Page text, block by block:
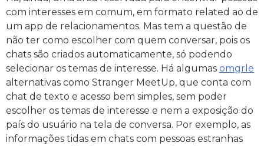
com interesses em comum, em formato related ao de
um app de relacionamentos. Mas tem a questão de
não ter como escolher com quem conversar, pois os
chats são criados automaticamente, só podendo
selecionar os temas de interesse. Há algumas omgrle
alternativas como Stranger MeetUp, que conta com
chat de texto e acesso bem simples, sem poder
escolher os temas de interesse e nem a exposição do
país do usuário na tela de conversa. Por exemplo, as
informações tidas em chats com pessoas estranhas